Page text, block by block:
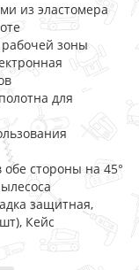
из эластомера
зоны
для
стороны на 45°
защитная,
Кейс